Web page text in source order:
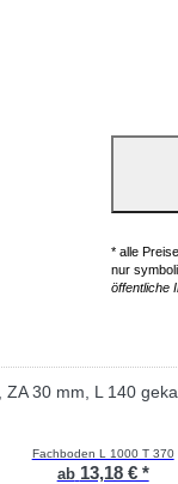
* alle
nur
öffentliche
30 mm, L 140
Fachboden L 1000 T 370
ab 13,18 € *